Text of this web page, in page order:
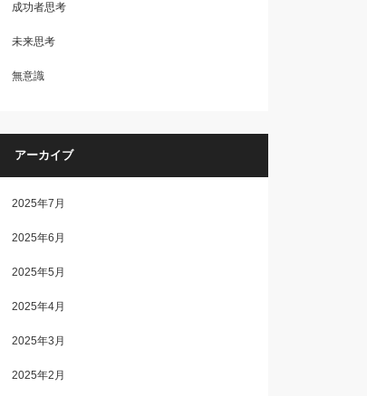
成功者思考
未来思考
無意識
アーカイブ
2025年7月
2025年6月
2025年5月
2025年4月
2025年3月
2025年2月